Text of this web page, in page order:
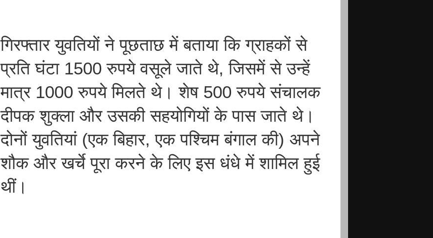
गिरफ्तार युवतियों ने पूछताछ में बताया कि ग्राहकों से
प्रति घंटा 1500 रुपये वसूले जाते थे, जिसमें से उन्हें
मात्र 1000 रुपये मिलते थे। शेष 500 रुपये संचालक
दीपक शुक्ला और उसकी सहयोगियों के पास जाते थे।
दोनों युवतियां (एक बिहार, एक पश्चिम बंगाल की) अपने
शौक और खर्चे पूरा करने के लिए इस धंधे में शामिल हुई
थीं।